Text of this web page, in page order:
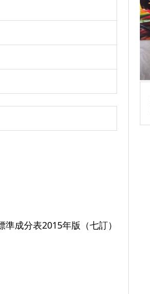
準成分表2015年版（七訂）